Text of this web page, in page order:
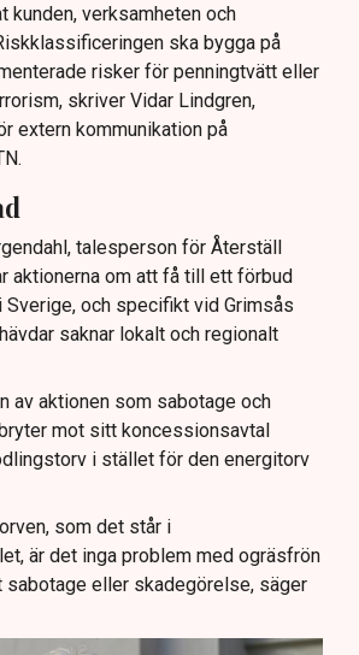
kunden, verksamheten och
ska bygga på
risker för penningtvätt eller
skriver Vidar Lindgren,
extern kommunikation på
talesperson för Återställ
aktionerna om att få till ett förbud
och specifikt vid Grimsås
saknar lokalt och regionalt
av aktionen som sabotage och
mot sitt koncessionsavtal
i stället för den energitorv
som det står i
är det inga problem med ogräsfrön
sabotage eller skadegörelse, säger